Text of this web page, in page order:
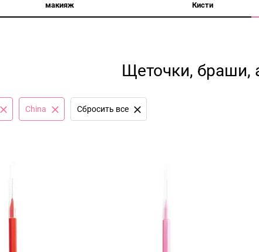
макияж
Кисти
Щеточки, браши,
China Сбросить все